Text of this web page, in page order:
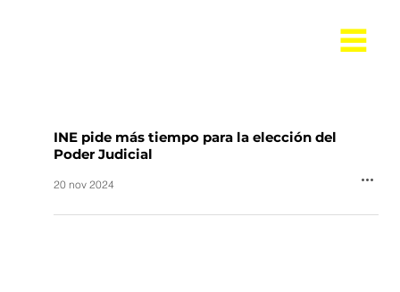
INE pide más tiempo para la elección del
Poder Judicial
20 nov 2024